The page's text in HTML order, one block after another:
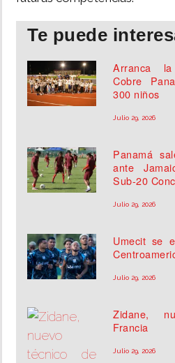
Te puede
Arranca
Cobre
300 niños
Julio 29, 2026
Panamá
ante
Sub-20
Julio 29, 2026
Umecit se
Julio 29, 2026
Zidane,
Francia
Julio 29, 2026